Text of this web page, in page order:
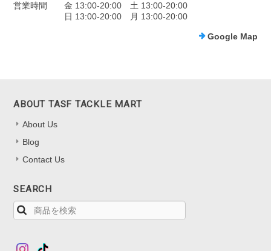
営業時間
金 13:00-20:00 土 13:00-20:00
日 13:00-20:00 月 13:00-20:00
Google Map
ABOUT TASF TACKLE MART
About Us
Blog
Contact Us
SEARCH